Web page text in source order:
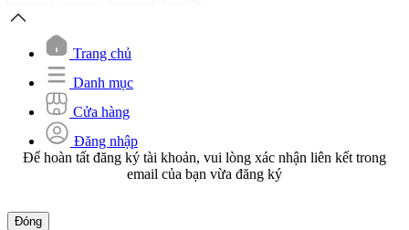
Trang chủ
Danh mục
Cửa hàng
Đăng nhập
Để hoàn tất đăng ký tài khoản, vui lòng xác nhận liên kết trong
email của bạn vừa đăng ký
Đóng